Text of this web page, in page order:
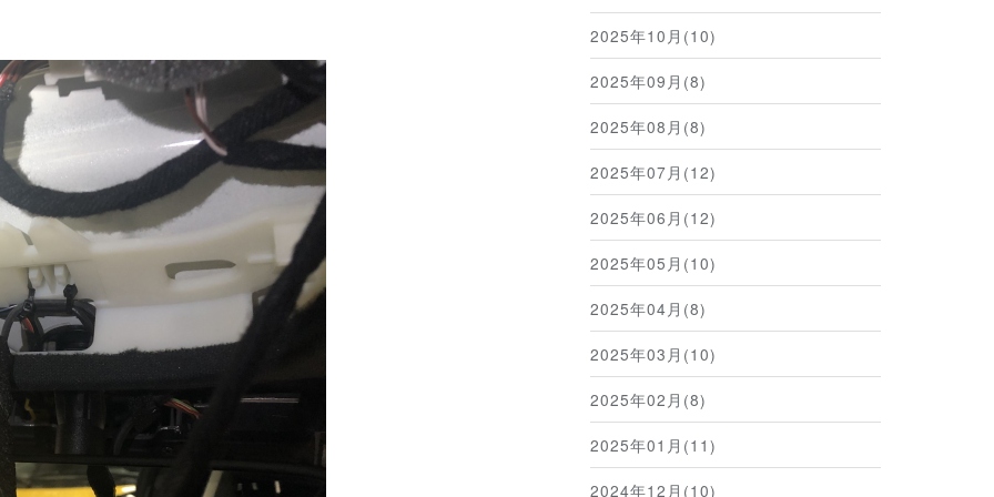
2025年10月(10)
2025年09月(8)
2025年08月(8)
2025年07月(12)
2025年06月(12)
2025年05月(10)
2025年04月(8)
2025年03月(10)
2025年02月(8)
2025年01月(11)
2024年12月(10)